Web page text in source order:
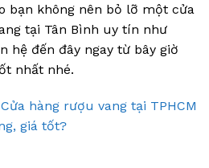
bạn không nên bỏ lỡ một cửa
tại Tân Bình uy tín như
hệ đến đây ngay từ bây giờ
nhất nhé.
Cửa hàng rượu vang tại TPHCM
giá tốt?